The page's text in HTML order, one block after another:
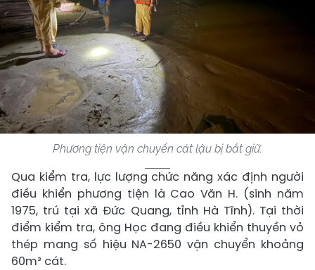
Phương tiện vận chuyển cát lậu bị bắt giữ.
Qua kiểm tra, lực lượng chức năng xác định người
điều khiển phương tiện là Cao Văn H. (sinh năm
1975, trú tại xã Đức Quang, tỉnh Hà Tĩnh). Tại thời
điểm kiểm tra, ông Học đang điều khiển thuyền vỏ
thép mang số hiệu NA-2650 vận chuyển khoảng
60m³ cát.